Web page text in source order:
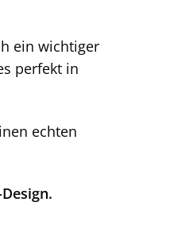
ein wichtiger
perfekt in
echten